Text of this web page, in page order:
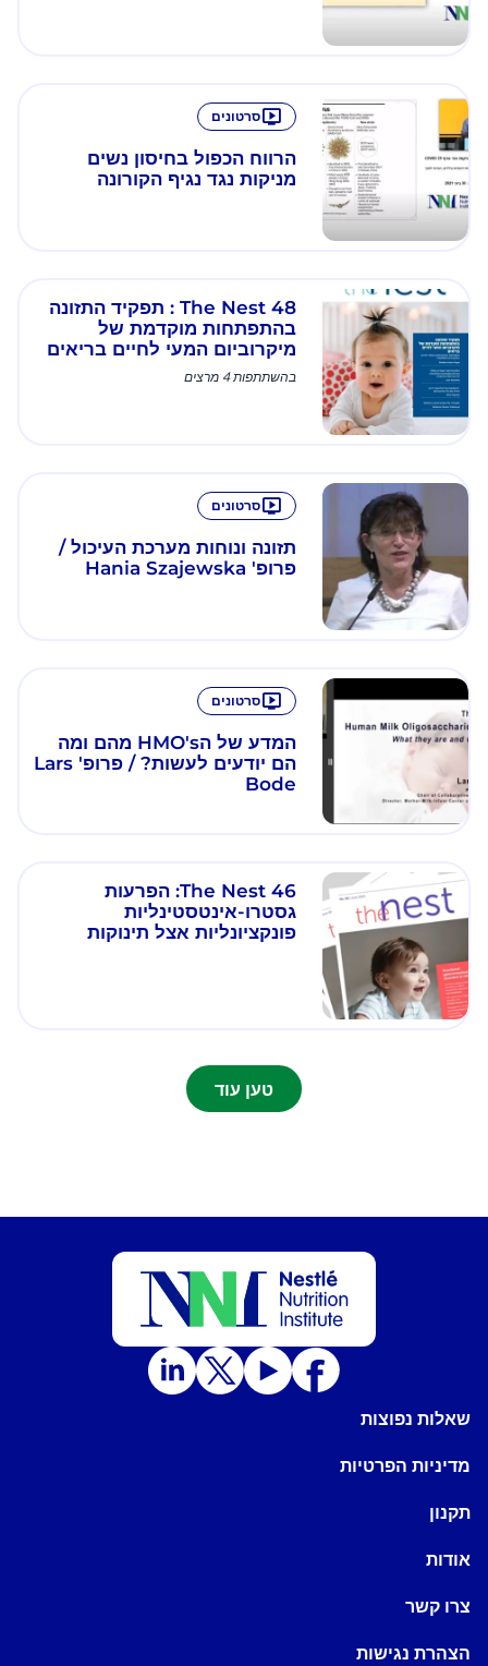
סרטונים
הרווח הכפול בחיסון נשים
מניקות נגד נגיף הקורונה
The Nest 48 : תפקיד התזונה
בהתפתחות מוקדמת של
מיקרוביום המעי לחיים בריאים
בהשתתפות 4 מרצים
סרטונים
תזונה ונוחות מערכת העיכול /
פרופ' Hania Szajewska
סרטונים
המדע של הHMO's מהם ומה
הם יודעים לעשות? / פרופ' Lars
Bode
The Nest 46: הפרעות
גסטרו-אינטסטינליות
פונקציונליות אצל תינוקות
טען עוד
שאלות נפוצות
מדיניות הפרטיות
תקנון
אודות
צרו קשר
הצהרת נגישות